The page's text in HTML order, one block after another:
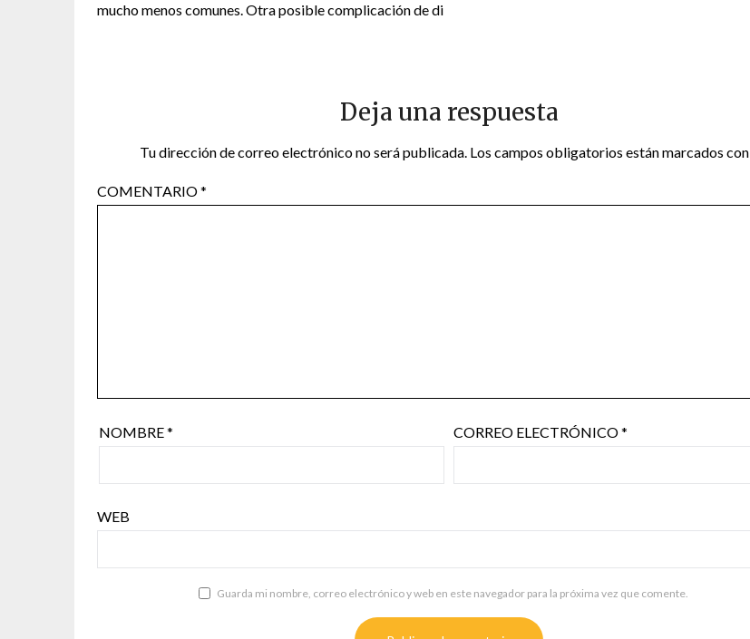
mucho menos comunes. Otra posible complicación de di
Deja una respuesta
Tu dirección de correo electrónico no será publicada. Los campos obligatorios están marcados con
COMENTARIO*
NOMBRE* CORREO ELECTRÓNICO*
WEB
Guarda mi nombre, correo electrónico y web en este navegador para la próxima vez que comente.